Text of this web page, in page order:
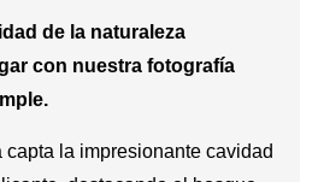
de la naturaleza
con nuestra fotografía
capta la impresionante cavidad